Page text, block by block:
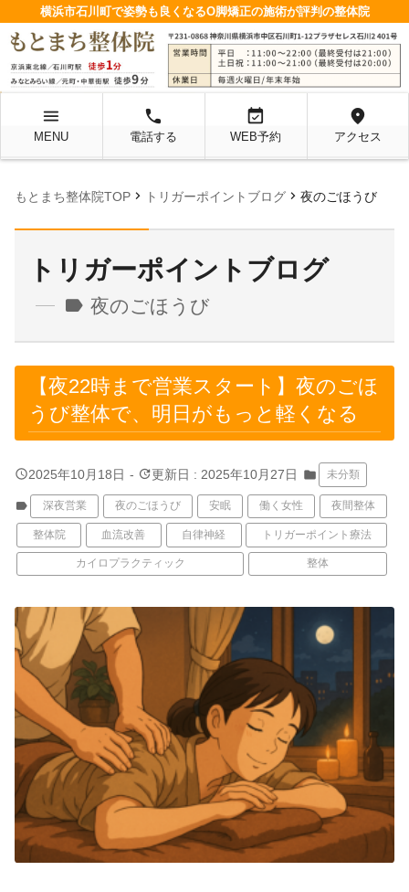
横浜市石川町で姿勢も良くなるO脚矯正の施術が評判の整体院
menu
MENU
local_phone
電話する
event_available
WEB予約
location_on
アクセス
もとまち整体院TOP chevron_right トリガーポイントブログ chevron_right 夜のごほうび
トリガーポイントブログ
label 夜のごほうび
【夜22時まで営業スタート】夜のごほ
うび整体で、明日がもっと軽くなる
query_builder2025年10月18日 - update更新日 : 2025年10月27日 folder 未分類
label 深夜営業 夜のごほうび 安眠 働く女性 夜間整体
整体院 血流改善 自律神経 トリガーポイント療法
カイロプラクティック 整体